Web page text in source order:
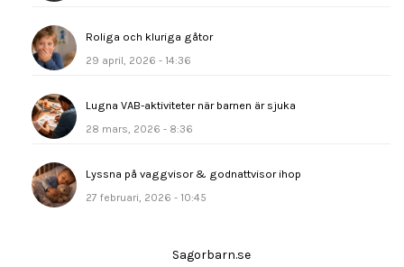
Roliga och kluriga gåtor
29 april, 2026 - 14:36
Lugna VAB-aktiviteter när barnen är sjuka
28 mars, 2026 - 8:36
Lyssna på vaggvisor & godnattvisor ihop
27 februari, 2026 - 10:45
Sagorbarn.se